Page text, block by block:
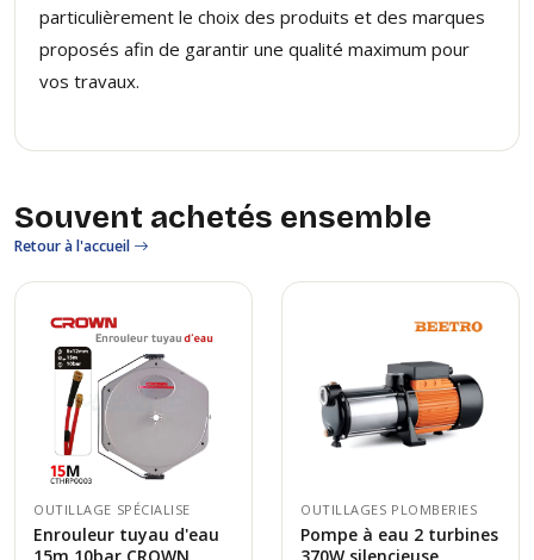
particulièrement le choix des produits et des marques
proposés afin de garantir une qualité maximum pour
vos travaux.
Souvent achetés ensemble
Retour à l'accueil
OUTILLAGE SPÉCIALISE
Enrouleur tuyau d'eau
OUTILLAGES PLOMBERIES
Pompe à eau 2 turbines